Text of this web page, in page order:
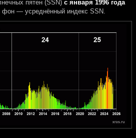
пятен (SSN) с января 1996 года
фон — усреднённый индекс SSN.